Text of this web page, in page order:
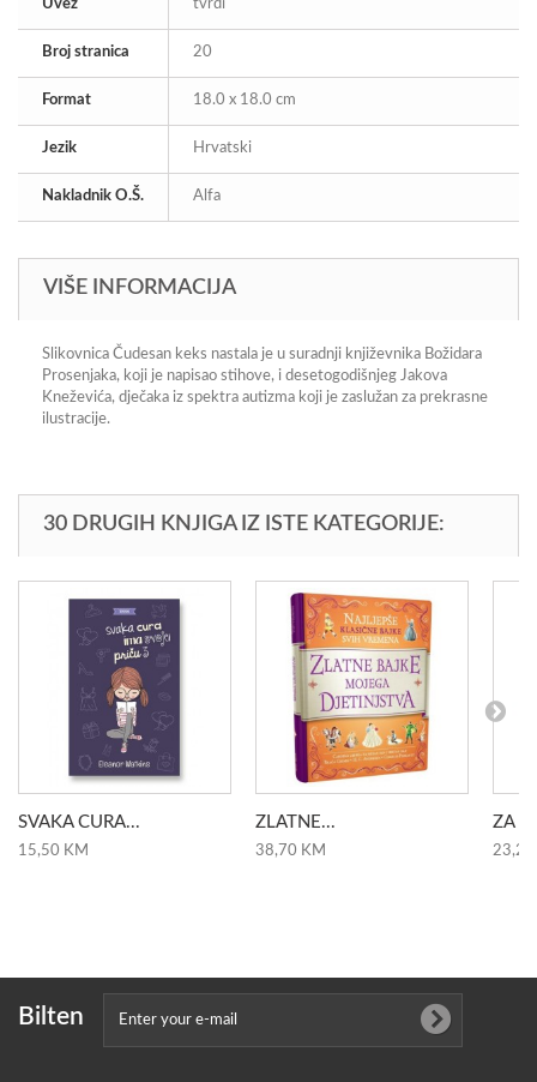
Uvez tvrdi
Broj stranica 20
Format 18.0 x 18.0 cm
Jezik Hrvatski
Nakladnik O.Š. Alfa
VIŠE INFORMACIJA
Slikovnica Čudesan keks nastala je u suradnji književnika Božidara
Prosenjaka, koji je napisao stihove, i desetogodišnjeg Jakova
Kneževića, dječaka iz spektra autizma koji je zaslužan za prekrasne
ilustracije.
30 DRUGIH KNJIGA IZ ISTE KATEGORIJE:
SVAKA CURA...
15,50 KM
ZLATNE...
38,70 KM
ZA
23,20
Bilten